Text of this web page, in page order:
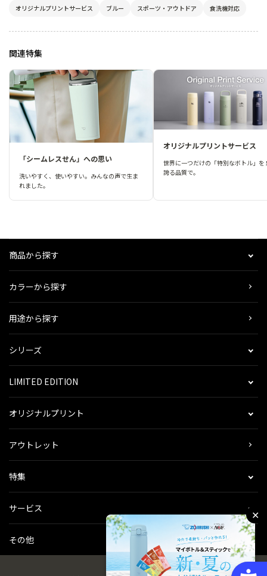
オリジナルプリントサービス
ブルー スポーツ・アウトドア 食洗機対応
関連特集
「シームレスせん」への思い
洗いやすく、使いやすい。みんなの声で生ま
れました。
オリジナルプリントサービス
世界に一つだけの「特別なボトル」を
誇る品質で。
商品から探す
カラーから探す
用途から探す
シリーズ
LIMITED EDITION
オリジナルプリント
アウトレット
特集
サービス
その他
✕